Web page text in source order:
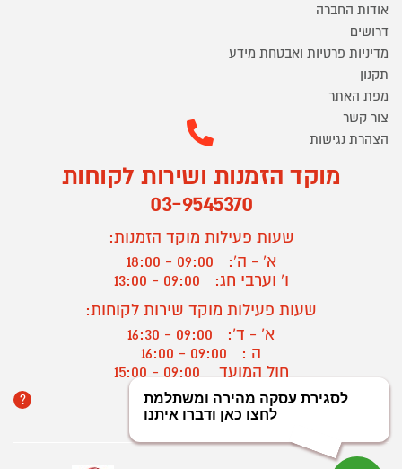
אודות החברה
דרושים
מדיניות פרטיות ואבטחת מידע
תקנון
מפת האתר
צור קשר
הצהרת נגישות
מוקד הזמנות ושירות לקוחות
03-9545370
שעות פעילות מוקד הזמנות:
א' - ה':
09:00 - 18:00
ו' וערבי חג:
09:00 - 13:00
שעות פעילות מוקד שירות לקוחות:
א' - ד':
09:00 - 16:30
ה :
09:00 - 16:00
חול המועד
? יצירת קשר/ביטול הזמנה